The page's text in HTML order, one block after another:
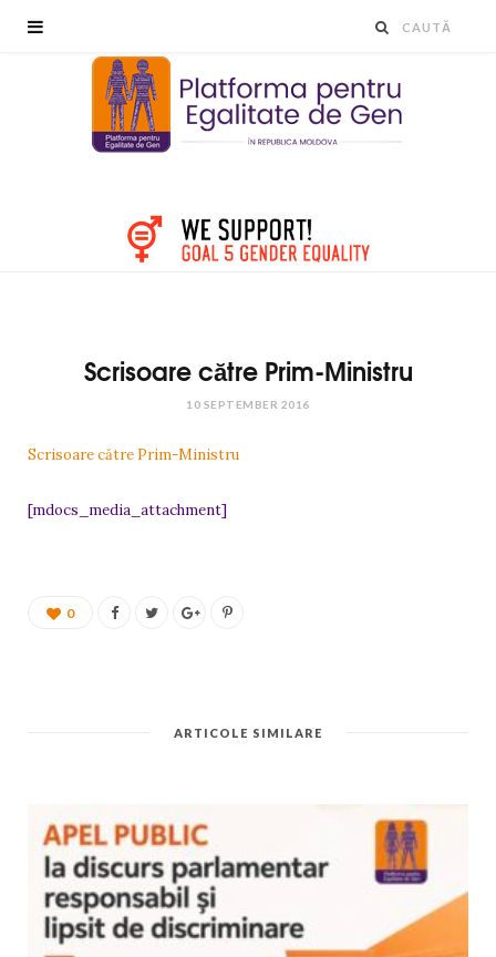
Scrisoare către Prim-Ministru
10 SEPTEMBER 2016
Scrisoare către Prim-Ministru
[mdocs_media_attachment]
0
ARTICOLE SIMILARE